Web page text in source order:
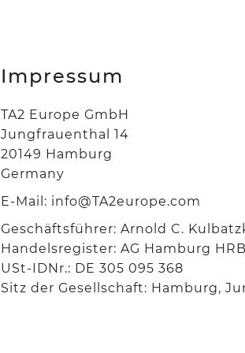
Impressum
TA2 Europe GmbH
Jungfrauenthal 14
20149 Hamburg
Germany
E-Mail: info@TA2europe.com
Geschäftsführer: Arnold C.
Handelsregister: AG Hamburg
USt-IDNr.: DE 305 095 368
Sitz der Gesellschaft: Hamburg,